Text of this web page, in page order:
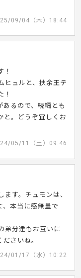
09/04（木）18:44
！
ヒュルと、扶余王テ
！
るので、続編とも
と。どうぞ宜しくお
05/11（土）09:46
す。チュモンは、
、本当に感無量で
弟分達もお互いに
さいね。
01/17（水）10:22